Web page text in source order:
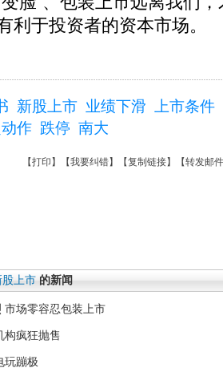
利于投资者的资本市场。
新股上市 业绩下滑
上市条件
作 跌停 南大
【打印 】【我要纠错】【复制链接】【转发邮件
股上市 的新闻
市场零容忍包装上市
构疯狂抛售
玩蹦极